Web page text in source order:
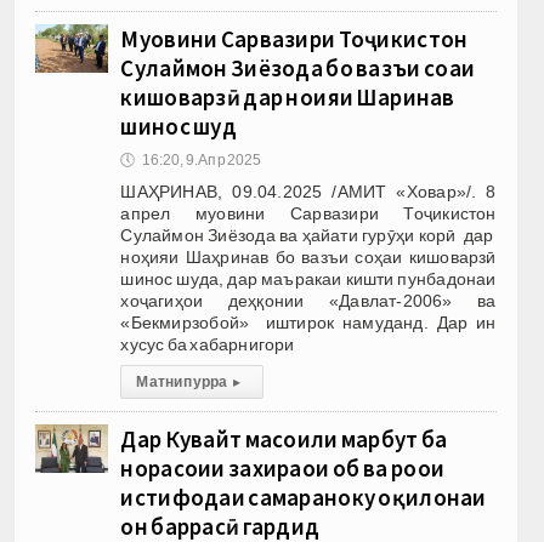
Муовини Сарвазири Тоҷикистон
Сулаймон Зиёзода бо вазъи соҳаи
кишоварзӣ дар ноҳияи Шаҳринав
шинос шуд
🕔 16:20, 9.Апр 2025
ШАҲРИНАВ, 09.04.2025 /АМИТ «Ховар»/. 8
апрел муовини Сарвазири Тоҷикистон
Сулаймон Зиёзода ва ҳайати гурӯҳи корӣ дар
ноҳияи Шаҳринав бо вазъи соҳаи кишоварзӣ
шинос шуда, дар маъракаи кишти пунбадонаи
хоҷагиҳои деҳқонии «Давлат-2006» ва
«Бекмирзобой» иштирок намуданд. Дар ин
хусус ба хабарнигори
Матни пурра ▸
Дар Кувайт масоили марбут ба
норасоии захираҳои об ва роҳҳои
истифодаи самараноку оқилонаи
он баррасӣ гардид